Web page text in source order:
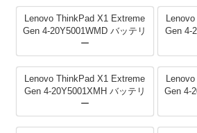
Lenovo ThinkPad X1 Extreme
Gen 4-20Y5001WMD バッテリ
ー
Gen 4-
Lenovo ThinkPad X1 Extreme
Gen 4-20Y5001XMH バッテリ
ー
Gen 4-